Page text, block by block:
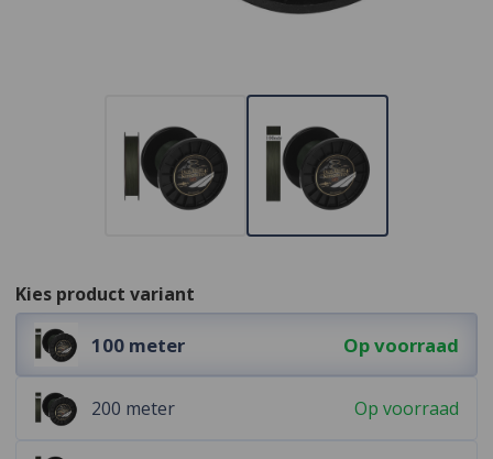
Kies product variant
100 meter Op voorraad
200 meter Op voorraad